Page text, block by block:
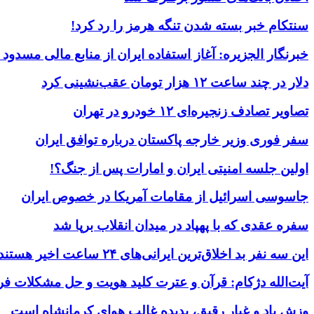
سنتکام خبر بسته شدن تنگه هرمز را رد کرد!
خبرنگار الجزیره: آغاز استفاده ایران از منابع مالی
دلار در چند ساعت ۱۲ هزار تومان عقب‌نشینی کرد
تصاویر تصادف زنجیره‌ای ۱۲ خودرو در تهران
سفر فوری وزیر خارجه پاکستان درباره توافق ایران
اولین جلسه امنیتی ایران و امارات پس از جنگ؟!
جاسوسی اسرائیل از مقامات آمریکا در خصوص ایران
سفره عقدی که با پهپاد در میدان انقلاب برپا شد
این سه نفر بد اخلاق‌ترین ایرانی‌های ۲۴ ساعت اخیر هستند
آیت‌الله دژکام: قرآن و عترت کلید هویت و حل مشکلات
وزش باد و غبار رقیق، پدیده غالب هوای کرمانشاه است